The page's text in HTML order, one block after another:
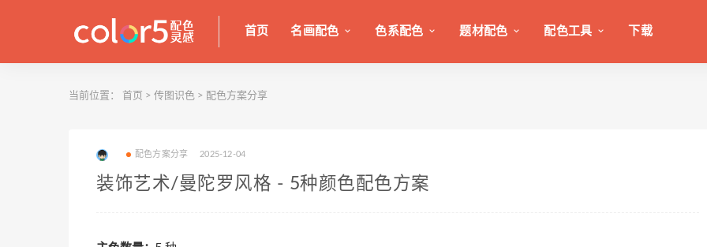
首页 名画配色 色系配色 题材配色 配色工具 下载
当前位置： 首页 > 传图识色 > 配色方案分享
配色方案分享 2025-12-04
装饰艺术/曼陀罗风格 - 5种颜色配色方案